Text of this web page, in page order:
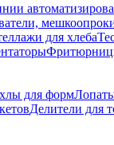
для хлеба
для форм
Делители для